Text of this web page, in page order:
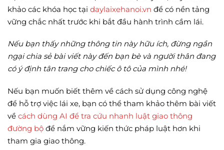
khảo các khóa học tại daylaixehanoi.vn để có nền tảng
vững chắc nhất trước khi bắt đầu hành trình cầm lái.
Nếu bạn thấy những thông tin này hữu ích, đừng ngần
ngại chia sẻ bài viết này đến bạn bè và người thân đang
có ý định tân trang cho chiếc ô tô của mình nhé!
Nếu bạn muốn biết thêm về cách sử dụng công nghệ
để hỗ trợ việc lái xe, bạn có thể tham khảo thêm bài viết
về cách dùng AI để tra cứu nhanh luật giao thông
đường bộ để nắm vững kiến thức pháp luật hơn khi
tham gia giao thông.